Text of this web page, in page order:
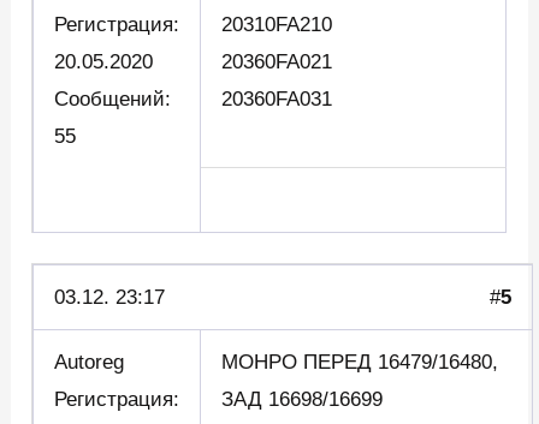
Регистрация:
20.05.2020
Сообщений:
55
20310FA210
20360FA021
20360FA031
03.12. 23:17 #5
Autoreg
Регистрация:
МОНРО ПЕРЕД 16479/16480,
ЗАД 16698/16699